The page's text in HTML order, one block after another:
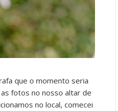
que o momento seria
fotos no nosso altar de
no local, comecei